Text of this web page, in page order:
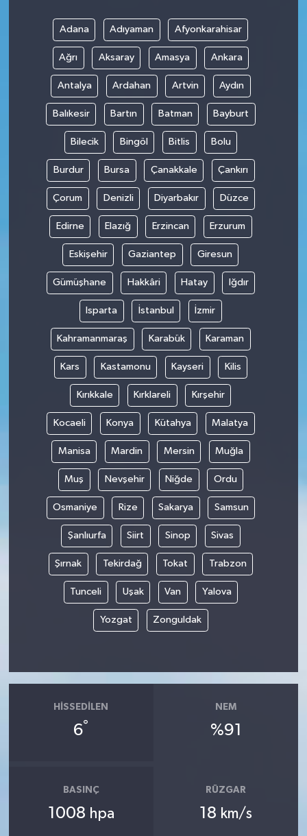
Adana Adıyaman Afyonkarahisar
Ağrı Aksaray Amasya Ankara
Antalya Ardahan Artvin Aydın
Balıkesir Bartın Batman Bayburt
Bilecik Bingöl Bitlis Bolu
Burdur Bursa Çanakkale Çankırı
Çorum Denizli Diyarbakır Düzce
Edirne Elazığ Erzincan Erzurum
Eskişehir Gaziantep Giresun
Gümüşhane Hakkâri Hatay Iğdır
Isparta İstanbul İzmir
Kahramanmaraş Karabük Karaman
Kars Kastamonu Kayseri Kilis
Kırıkkale Kırklareli Kırşehir
Kocaeli Konya Kütahya Malatya
Manisa Mardin Mersin Muğla
Muş Nevşehir Niğde Ordu
Osmaniye Rize Sakarya Samsun
Şanlıurfa Siirt Sinop Sivas
Şırnak Tekirdağ Tokat Trabzon
Tunceli Uşak Van Yalova
Yozgat Zonguldak
HISSEDILEN
6°
NEM
%91
BASINÇ
1008 hpa
RÜZGAR
18 km/s